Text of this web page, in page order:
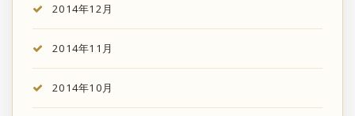
2014年12月
2014年11月
2014年10月